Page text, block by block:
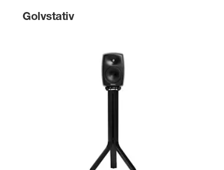
Golvstativ